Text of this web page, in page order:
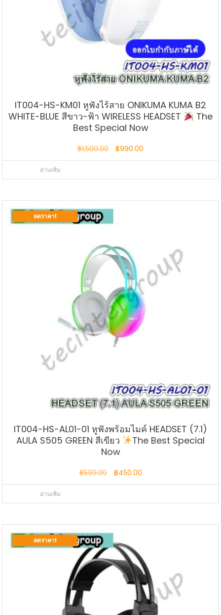
IT004-HS-KM01 หูฟังไร้สาย ONIKUMA KUMA B2
WHITE-BLUE สีขาว-ฟ้า WIRELESS HEADSET
The
Best Special Now
฿1,500.00
Original
price
฿990.00
price
อ่านเพิ่ม
ลดราคา!
IT004-HS-AL01-01 หูฟังพร้อมไมค์ HEADSET (7.1)
AULA S505 GREEN สีเขียว
The Best Special
Now
฿599.00
Original
price
฿450.00Current
price
อ่านเพิ่ม
ลดราคา!